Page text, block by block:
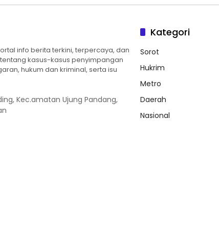
info berita terkini, terpercaya, dan
kasus-kasus penyimpangan
hukum dan kriminal, serta isu
Kec.amatan Ujung Pandang,
Kategori
Sorot
Hukrim
Metro
Daerah
Nasional